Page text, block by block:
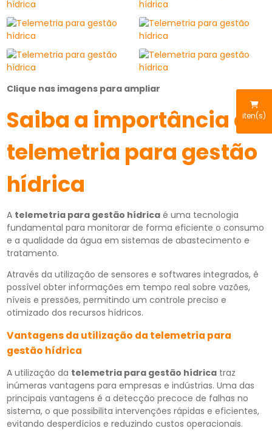
iten(s)
Clique nas imagens para ampliar
Saiba a importância da
telemetria para gestão
hídrica
A telemetria para gestão hídricaé uma tecnologia
fundamental para monitorar de forma eficiente o consumo
e a qualidade da água em sistemas de abastecimento e
tratamento.
Através da utilização de sensores e softwares integrados, é
possível obter informações em tempo real sobre vazões,
níveis e pressões, permitindo um controle preciso e
otimizado dos recursos hídricos.
Vantagens da utilização da telemetria para
gestão hídrica
A utilização da telemetria para gestão hídricatraz
inúmeras vantagens para empresas e indústrias. Uma das
principais vantagens é a detecção precoce de falhas no
sistema, o que possibilita intervenções rápidas e eficientes,
evitando desperdícios e reduzindo custos operacionais.